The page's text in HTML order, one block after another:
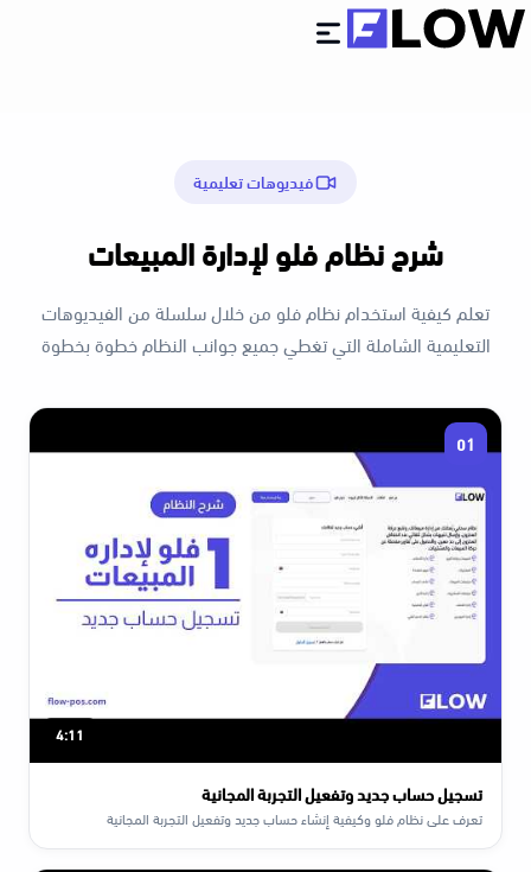
الأسئلة الأكثر شيوعا
انضم كمسوق
دخول
فيديوهات تعليمية
شرح نظام فلو لإدارة المبيعات
تعلم كيفية استخدام نظام فلو من خلال سلسلة من الفيديوهات
التعليمية الشاملة التي تغطي جميع جوانب النظام خطوة بخطوة
4:11
01
تسجيل حساب جديد وتفعيل التجربة المجانية
تعرف على نظام فلو وكيفية إنشاء حساب جديد وتفعيل التجربة المجانية